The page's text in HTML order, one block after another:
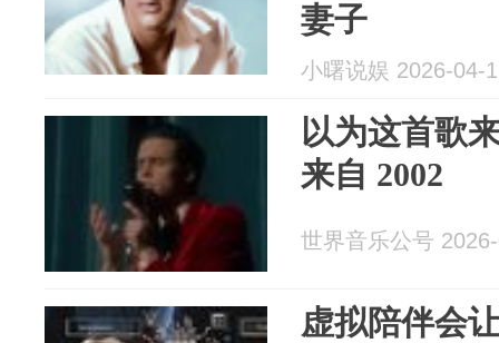
妻子
小曙说娱 2026-04-
以为这首歌
来自 2002
世界音乐公号
虚拟陪伴会